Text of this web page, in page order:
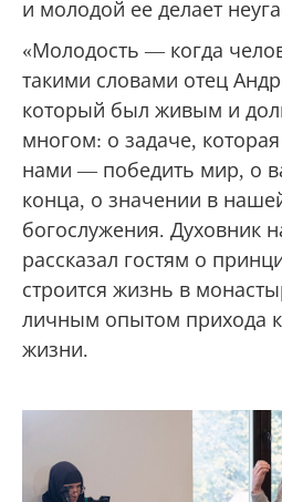
и молодой ее делает
«Молодость — когда
такими словами отец
который был живым и
многом: о задаче,
нами — победить мир, о
конца, о значении в
богослужения. Духовник
рассказал гостям о
строится жизнь в
личным опытом прихода
жизни.